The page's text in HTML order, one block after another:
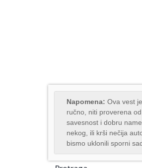
Napomena: Ova vest
ručno, niti proverena
savesnost i dobru
nekog, ili krši nečija
bismo uklonili sporni